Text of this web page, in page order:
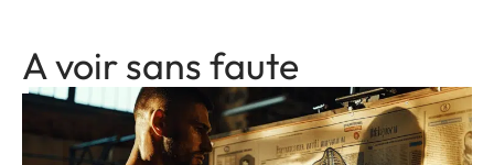
A voir sans faute